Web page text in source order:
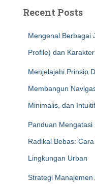
Recent Posts
Mengenal Berbagai
Profile) dan
Menjelajahi Prinsip
Membangun
Minimalis, dan Intuitif
Panduan Mengatasi
Radikal Bebas:
Lingkungan Urban
Strategi Manajemen